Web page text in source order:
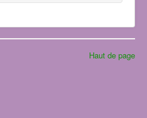
Haut de page